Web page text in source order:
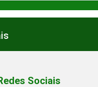
Sociais